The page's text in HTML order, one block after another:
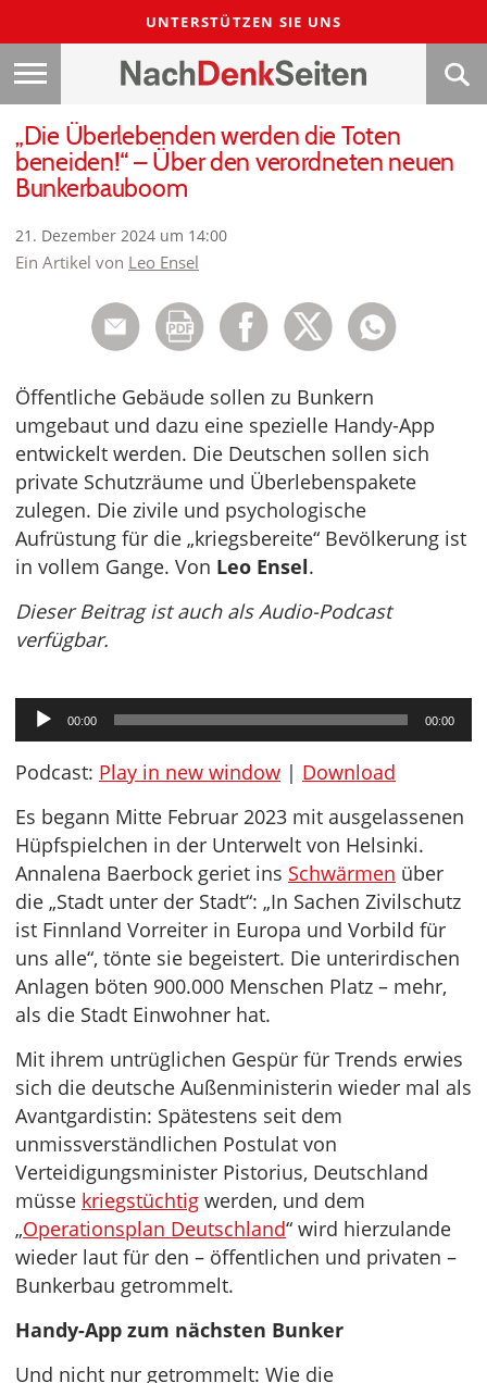
UNTERSTÜTZEN SIE UNS
„Die Überlebenden werden die Toten
beneiden!“ – Über den verordneten neuen
Bunkerbauboom
21. Dezember 2024 um 14:00
Ein Artikel von Leo Ensel
Öffentliche Gebäude sollen zu Bunkern
umgebaut und dazu eine spezielle Handy-App
entwickelt werden. Die Deutschen sollen sich
private Schutzräume und Überlebenspakete
zulegen. Die zivile und psychologische
Aufrüstung für die „kriegsbereite“ Bevölkerung ist
in vollem Gange. Von Leo Ensel.
Dieser Beitrag ist auch als Audio-Podcast
verfügbar.
Audio-
Player
00:00 00:00
Podcast: Play in new window | Download
Es begann Mitte Februar 2023 mit ausgelassenen
Hüpfspielchen in der Unterwelt von Helsinki.
Annalena Baerbock geriet ins Schwärmen über
die „Stadt unter der Stadt“: „In Sachen Zivilschutz
ist Finnland Vorreiter in Europa und Vorbild für
uns alle“, tönte sie begeistert. Die unterirdischen
Anlagen böten 900.000 Menschen Platz – mehr,
als die Stadt Einwohner hat.
Mit ihrem untrüglichen Gespür für Trends erwies
sich die deutsche Außenministerin wieder mal als
Avantgardistin: Spätestens seit dem
unmissverständlichen Postulat von
Verteidigungsminister Pistorius, Deutschland
müsse kriegstüchtig werden, und dem
„Operationsplan Deutschland“ wird hierzulande
wieder laut für den – öffentlichen und privaten –
Bunkerbau getrommelt.
Handy-App zum nächsten Bunker
Und nicht nur getrommelt: Wie die